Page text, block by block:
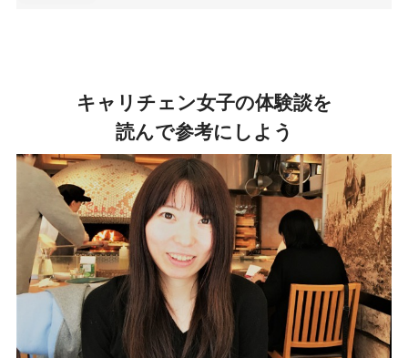
キャリチェン女子の体験談を
読んで参考にしよう